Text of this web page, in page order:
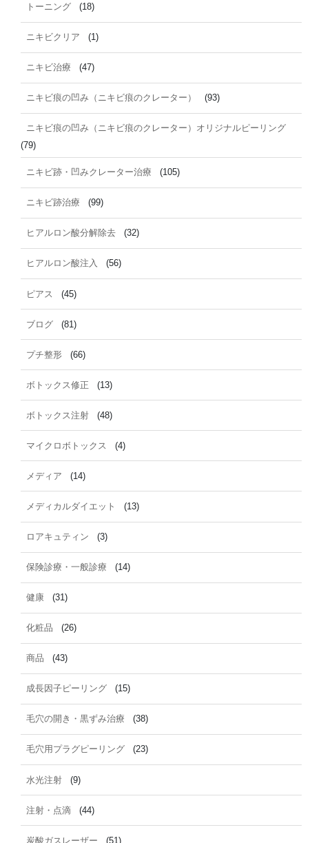
トーニング (18)
ニキビクリア (1)
ニキビ治療 (47)
ニキビ痕の凹み（ニキビ痕のクレーター） (93)
ニキビ痕の凹み（ニキビ痕のクレーター）オリジナルピーリング
(79)
ニキビ跡・凹みクレーター治療 (105)
ニキビ跡治療 (99)
ヒアルロン酸分解除去 (32)
ヒアルロン酸注入 (56)
ピアス (45)
ブログ (81)
プチ整形 (66)
ボトックス修正 (13)
ボトックス注射 (48)
マイクロボトックス (4)
メディア (14)
メディカルダイエット (13)
ロアキュティン (3)
保険診療・一般診療 (14)
健康 (31)
化粧品 (26)
商品 (43)
成長因子ピーリング (15)
毛穴の開き・黒ずみ治療 (38)
毛穴用プラグピーリング (23)
水光注射 (9)
注射・点滴 (44)
炭酸ガスレーザー (51)